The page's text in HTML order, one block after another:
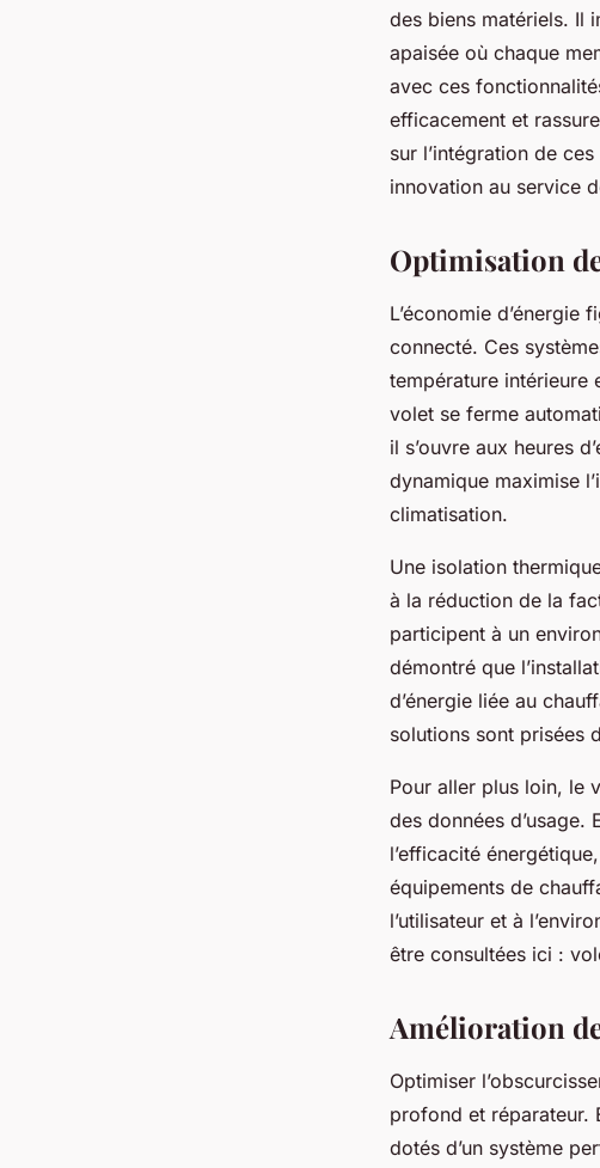
des biens matériels. Il
apaisée où chaque
avec ces
efficacement et
sur l’intégration de
innovation au service
Optimisation
L’économie d’énergie
connecté. Ces
température intérieure
volet se ferme
il s’ouvre aux heures
dynamique maximise
climatisation.
Une isolation
à la réduction de la
participent à un
démontré que
d’énergie liée au
solutions sont prisées
Pour aller plus loin, le
des données
l’efficacité
équipements de
l’utilisateur et à
être consultées ici :
Amélioration
Optimiser
profond et réparateur.
dotés d’un système